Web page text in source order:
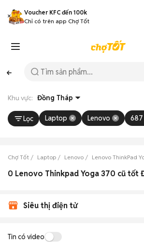
Voucher KFC đến 100k
Chỉ có trên app Chợ Tốt
Khu vực: Đồng Tháp
Lọc Laptop Lenovo 687
Chợ Tốt Laptop Lenovo Lenovo ThinkPad
0 Lenovo Thinkpad Yoga 370 cũ tốt
Siêu thị điện tử
Tin có video